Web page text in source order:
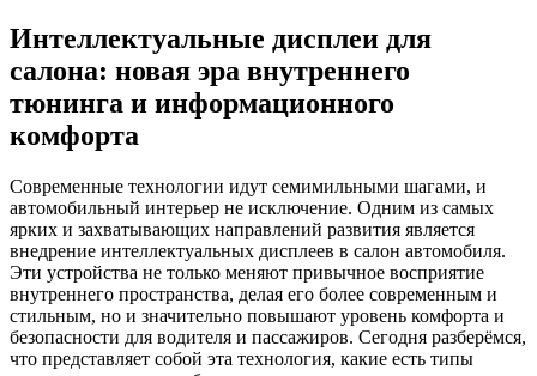
Интеллектуальные дисплеи для
салона: новая эра внутреннего
тюнинга и информационного
комфорта
Современные технологии идут семимильными шагами, и
автомобильный интерьер не исключение. Одним из самых
ярких и захватывающих направлений развития является
внедрение интеллектуальных дисплеев в салон автомобиля.
Эти устройства не только меняют привычное восприятие
внутреннего пространства, делая его более современным и
стильным, но и значительно повышают уровень комфорта и
безопасности для водителя и пассажиров. Сегодня разберёмся,
что представляет собой эта технология, какие есть типы